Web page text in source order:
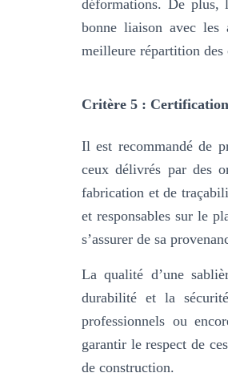
déformations. De plus,
bonne liaison avec les
meilleure répartition des
Critère 5 :
Il est recommandé de
ceux délivrés par des
fabrication et de
et responsables sur le
s’assurer de sa
La qualité d’une
durabilité et la
professionnels ou
garantir le respect de
de construction.